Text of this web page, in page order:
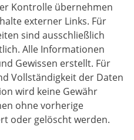
Kontrolle übernehmen
externer Links. Für
sind ausschließlich
Alle Informationen
Gewissen erstellt. Für
Vollständigkeit der Daten
wird keine Gewähr
ohne vorherige
oder gelöscht werden.